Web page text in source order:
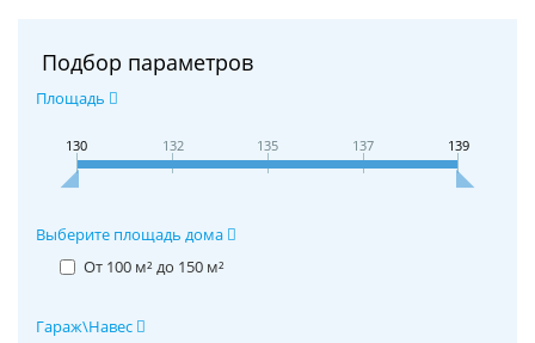
Подбор параметров
Площадь
130 132 135 137 139
Выберите площадь дома
От 100 м² до 150 м²
Гараж\Навес